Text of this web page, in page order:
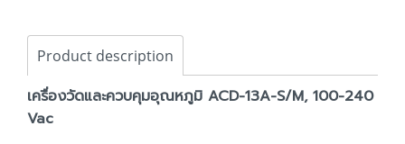
Product description
เครื่องวัดและควบคุมอุณหภูมิ ACD-13A-S/M, 100-240
Vac